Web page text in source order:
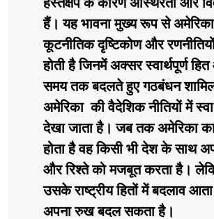
हस्तक्षेप के कारण अस्थिरता और
हैं। यह भावना मुख्य रूप से
कूटनीतिक दृष्टिकोण और
होती है जिनमें अक्सर स्वार्थपूर्ण
समय तक बदलते हुए गठबंधन
अमेरिका की वैदेशिक नीतियों में
देखा जाता है। जब तक अमेरिका
होता है वह किसी भी देश के साथ
और रिश्ते को मजबूत करता है।
उसके राष्ट्रीय हितों में बदलाव
अपना रुख बदल सकता है।